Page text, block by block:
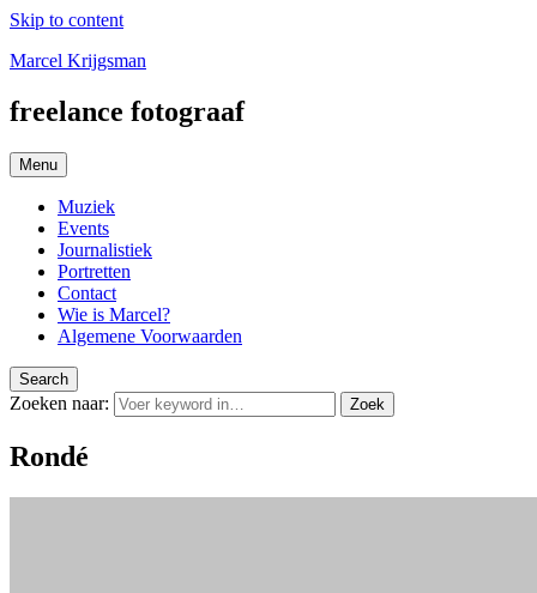
Skip to content
Marcel Krijgsman
freelance fotograaf
Menu
Muziek
Events
Journalistiek
Portretten
Contact
Wie is Marcel?
Algemene Voorwaarden
Search
Zoeken naar: Zoek
Rondé